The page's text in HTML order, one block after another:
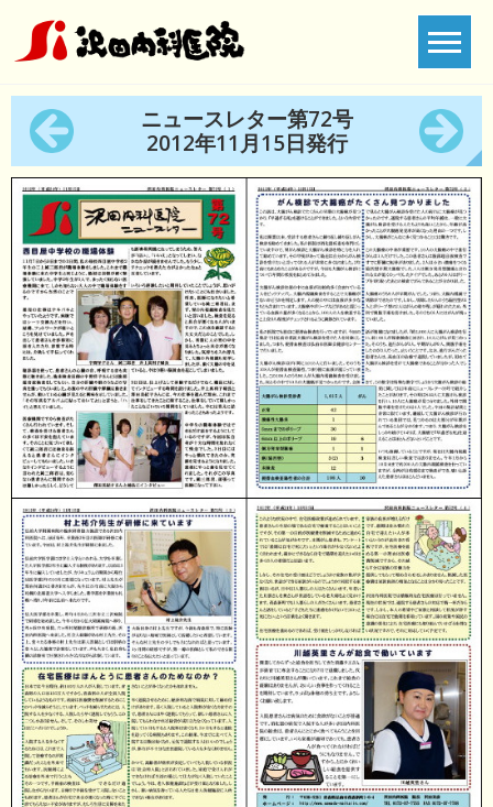
content
ニュースレター第72号
2012年11月15日発行